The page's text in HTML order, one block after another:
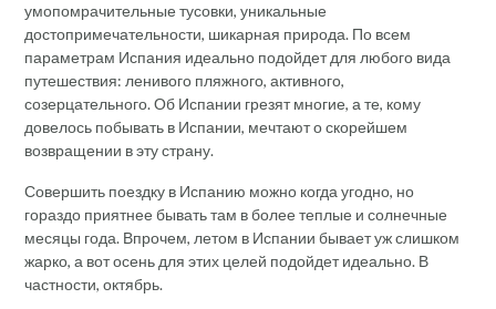
умопомрачительные тусовки, уникальные
достопримечательности, шикарная природа. По всем
параметрам Испания идеально подойдет для любого вида
путешествия: ленивого пляжного, активного,
созерцательного. Об Испании грезят многие, а те, кому
довелось побывать в Испании, мечтают о скорейшем
возвращении в эту страну.
Совершить поездку в Испанию можно когда угодно, но
гораздо приятнее бывать там в более теплые и солнечные
месяцы года. Впрочем, летом в Испании бывает уж слишком
жарко, а вот осень для этих целей подойдет идеально. В
частности, октябрь.